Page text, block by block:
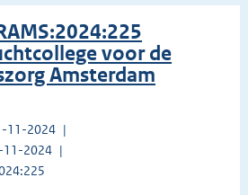
voor de
Amsterdam
11-2024
11-2024